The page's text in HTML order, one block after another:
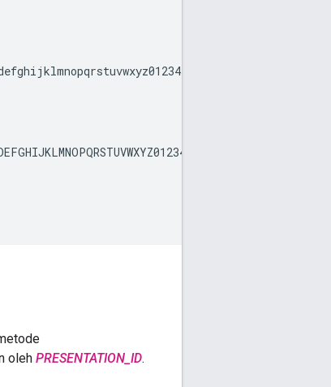
oleh PRESENTATION_ID.